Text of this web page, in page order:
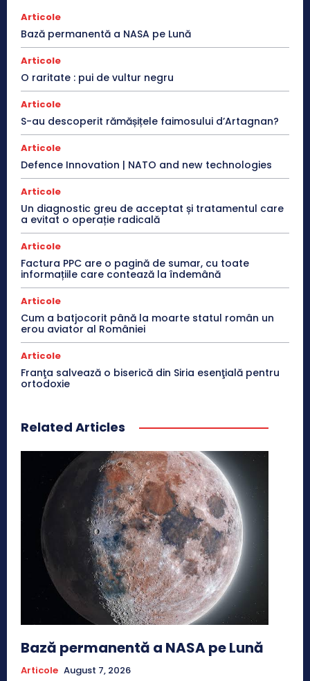
Articole
Bază permanentă a NASA pe Lună
Articole
O raritate : pui de vultur negru
Articole
S-au descoperit rămășițele faimosului d’Artagnan?
Articole
Defence Innovation | NATO and new technologies
Articole
Un diagnostic greu de acceptat și tratamentul care
a evitat o operație radicală
Articole
Factura PPC are o pagină de sumar, cu toate
informațiile care contează la îndemână
Articole
Cum a batjocorit până la moarte statul român un
erou aviator al României
Articole
Franţa salvează o biserică din Siria esenţială pentru
ortodoxie
Related Articles
Bază permanentă a NASA pe Lună
Articole August 7, 2026